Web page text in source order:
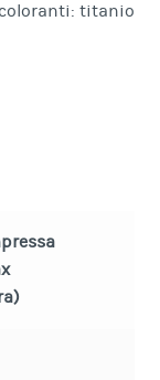
titanio